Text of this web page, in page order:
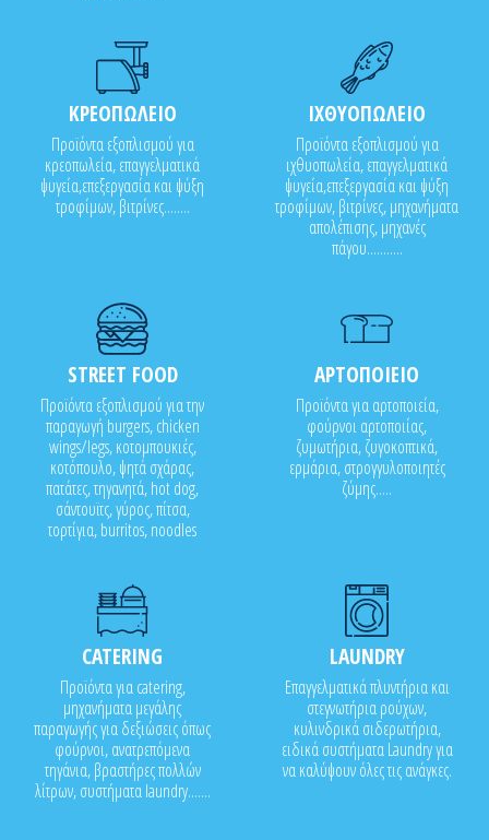
ΚΡΕΟΠΩΛΕΙΟ
Προϊόντα εξοπλισμού για
κρεοπωλεία, επαγγελματικά
ψυγεία,επεξεργασία και ψύξη
τροφίμων, βιτρίνες........
ΙΧΘΥΟΠΩΛΕΙΟ
Προϊόντα εξοπλισμού για
ιχθυοπωλεία, επαγγελματικά
ψυγεία,επεξεργασία και ψύξη
τροφίμων, βιτρίνες, μηχανήματα
απολέπισης, μηχανές
πάγου...........
STREET FOOD
Προϊόντα εξοπλισμού για την
παραγωγή burgers, chicken
wings/legs, κοτομπουκιές,
κοτόπουλο, ψητά σχάρας,
πατάτες, τηγανητά, hot dog,
σάντουϊτς, γύρος, πίτσα,
τορτίγια, burritos, noodles
ΑΡΤΟΠΟΙΕΙΟ
Προϊόντα για αρτοποιεία,
φούρνοι αρτοποιίας,
ζυμωτήρια, ζυγοκοπτικά,
ερμάρια, στρογγυλοποιητές
ζύμης.....
CATERING
Προϊόντα για catering,
μηχανήματα μεγάλης
παραγωγής για δεξιώσεις όπως
φούρνοι, ανατρεπόμενα
τηγάνια, βραστήρες πολλών
λίτρων, συστήματα laundry.......
LAUNDRY
Επαγγελματικά πλυντήρια και
στεγνωτήρια ρούχων,
κυλινδρικά σιδερωτήρια,
ειδικά συστήματα Laundry για
να καλύψουν όλες τις ανάγκες.